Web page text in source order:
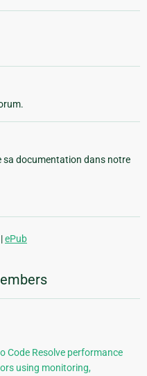
sa documentation dans notre
|ePub
Code Resolve performance
using monitoring,